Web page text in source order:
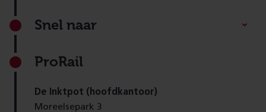
Footer
Snel naar
ProRail
De Inktpot (hoofdkantoor)
Moreelsepark 3